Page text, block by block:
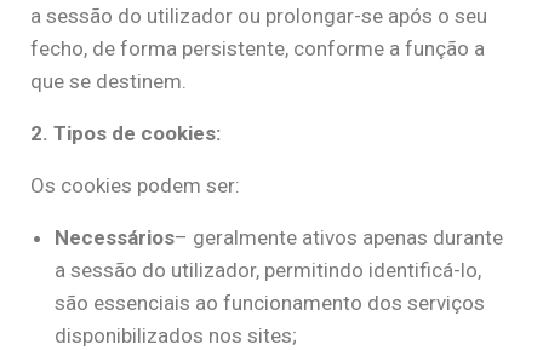
a sessão do utilizador ou prolongar-se após o seu
fecho, de forma persistente, conforme a função a
que se destinem.
2. Tipos de cookies:
Os cookies podem ser:
Necessários– geralmente ativos apenas durante
a sessão do utilizador, permitindo identificá-lo,
são essenciais ao funcionamento dos serviços
disponibilizados nos sites;